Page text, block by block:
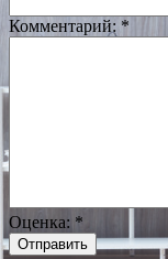
Комментарий: *
Оценка: *